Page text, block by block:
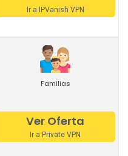
Ir a IPVanish VPN
Familias
Ver Oferta
Ir a Private VPN